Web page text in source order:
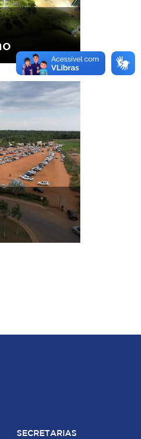
SECRETARIAS